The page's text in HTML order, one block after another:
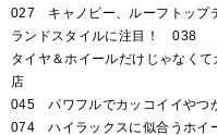
027 キャノピー、ルーフトッ
ランドスタイルに注目！ 038
タイヤ＆ホイールだけじゃなく
店
045 パワフルでカッコイイやつ
074 ハイラックスに似合うホイ